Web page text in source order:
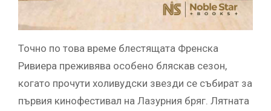
Точно по това време блестящата Френска
Ривиера преживява особено бляскав сезон,
когато прочути холивудски звезди се събират за
първия кинофестивал на Лазурния бряг. Лятната